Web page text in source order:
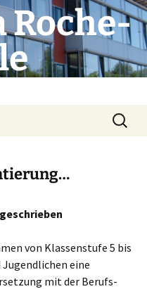
Roche-
Suchen
nach:
von Klassenstufe 5 bis
eine
mit der Berufs-